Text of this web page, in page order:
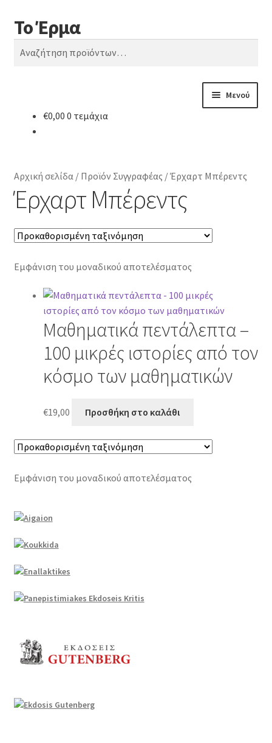
Απευθείας
μετάβαση
στην
Μετάβαση
σε
περιεχόμενο
Το Έρμα
Αναζήτηση
Αναζήτηση
Μενού
Κατηγορίες Βιβλίων
€0,00 0 τεμάχια
Αρχική σελίδα/ Προϊόν Συγγραφέας /Έρχαρτ Μπέρεντς
Έρχαρτ Μπέρεντς
Εμφάνιση του μοναδικού αποτελέσματος
Μαθηματικά πεντάλεπτα –
100 μικρές ιστορίες από τον
κόσμο των μαθηματικών
€19,00 Προσθήκη στο καλάθι
Εμφάνιση του μοναδικού αποτελέσματος